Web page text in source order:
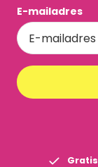
E-mailadres